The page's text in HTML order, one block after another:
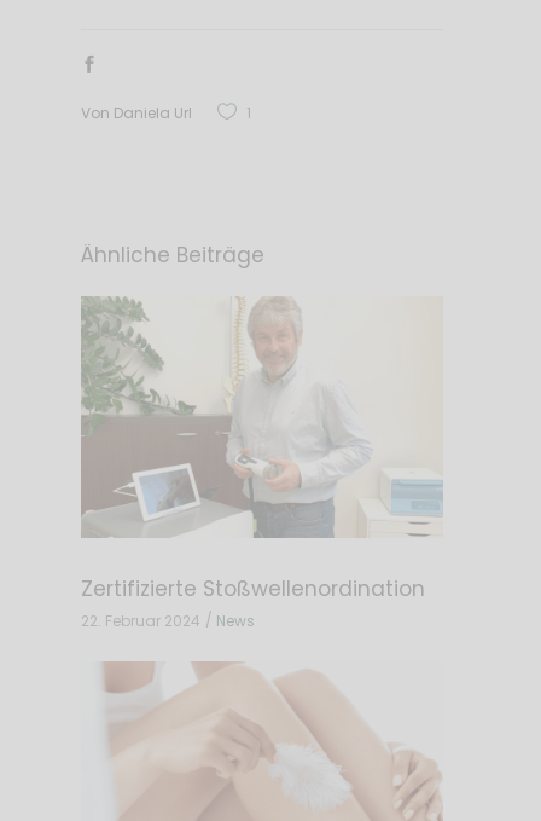
Von Daniela Url 1
Ähnliche Beiträge
Zertifizierte Stoßwellenordination
22. Februar 2024 News